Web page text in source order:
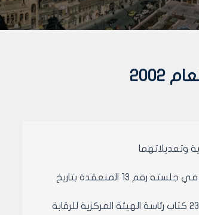
اشاره الى كتابكم رقم 24702 تاريخ 12/5/2002 حول توصية المكتب التنفيذي لمجلس مدينه حلب في جلسته رقم 13 المنعقدة بتاريخ
نعيد اليكم الاضبارة مرفقة بصورة عن كل من كتاب السيد المحافظ رقم 6446/ص. ق تاريخ 23/11/2001 كتاب رئاسة الهيئة المركزية للرقابة